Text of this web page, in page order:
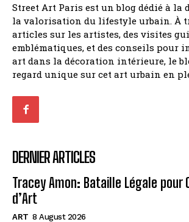
Street Art Paris est un blog dédié à la
la valorisation du lifestyle urbain. À
articles sur les artistes, des visites
emblématiques, et des conseils pour
art dans la décoration intérieure, le
regard unique sur cet art urbain en
DERNIER ARTICLES
Tracey Amon: Bataille Légale pour
d’Art
ART 8 August 2026